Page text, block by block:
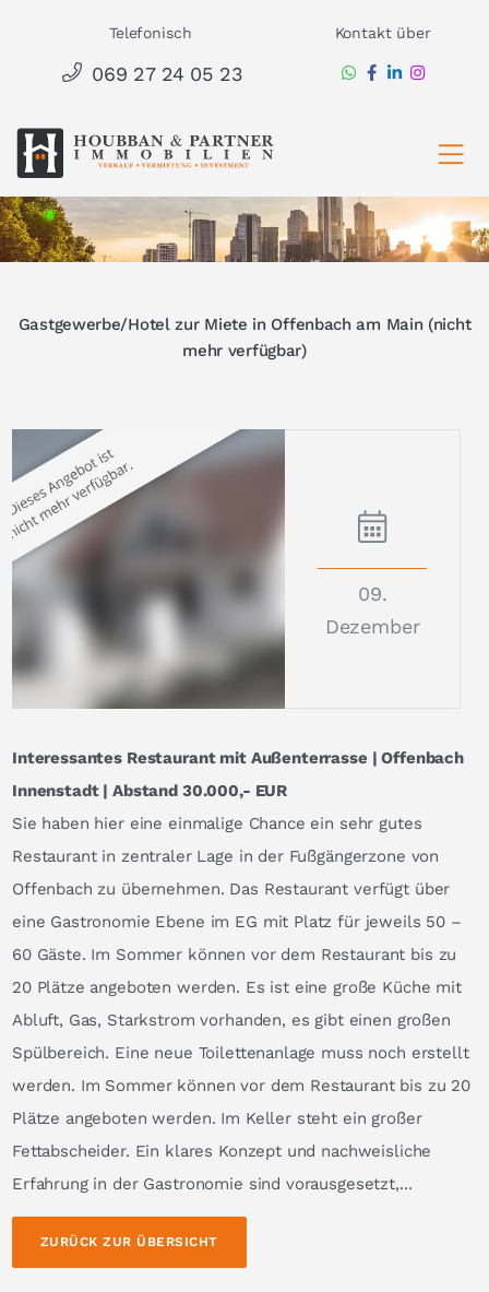
springen
Telefonisch
069 27 24 05 23
Kontakt über
Gastgewerbe/Hotel zur Miete in Offenbach am Main (nicht
mehr verfügbar)
09.
Dezember
Interessantes Restaurant mit Außenterrasse | Offenbach
Innenstadt | Abstand 30.000,- EUR
Sie haben hier eine einmalige Chance ein sehr gutes
Restaurant in zentraler Lage in der Fußgängerzone von
Offenbach zu übernehmen. Das Restaurant verfügt über
eine Gastronomie Ebene im EG mit Platz für jeweils 50 –
60 Gäste. Im Sommer können vor dem Restaurant bis zu
20 Plätze angeboten werden. Es ist eine große Küche mit
Abluft, Gas, Starkstrom vorhanden, es gibt einen großen
Spülbereich. Eine neue Toilettenanlage muss noch erstellt
werden. Im Sommer können vor dem Restaurant bis zu 20
Plätze angeboten werden. Im Keller steht ein großer
Fettabscheider. Ein klares Konzept und nachweisliche
Erfahrung in der Gastronomie sind vorausgesetzt,...
ZURÜCK ZUR ÜBERSICHT